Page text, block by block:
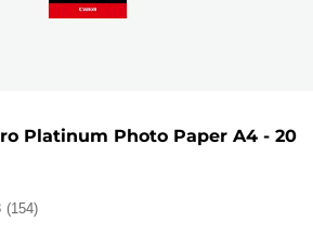
Platinum Photo Paper A4 - 20
(154)